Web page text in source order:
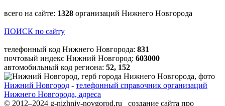
всего на сайте: 1328 организаций Нижнего Новгорода
ПОИСК по сайту
телефонный код Нижнего Новгорода: 831
почтовый индекс Нижний Новгород: 603000
автомобильный код региона: 52, 152
Нижний Новгород - телефонный справочник организаций
Нижнего Новгорода, адреса
© 2012–2024 g-nizhniy-novgorod.ru создание сайта про